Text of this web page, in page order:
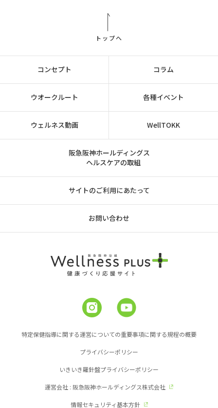
トップへ
コンセプト コラム
ウオークルート 各種イベント
ウェルネス動画 WellTOKK
阪急阪神ホールディングス
ヘルスケアの取組
サイトのご利用にあたって
お問い合わせ
特定保健指導に関する運営についての重要事項に関する規程の概要
プライバシーポリシー
いきいき羅針盤プライバシーポリシー
運営会社 : 阪急阪神ホールディングス株式会社
情報セキュリティ基本方針